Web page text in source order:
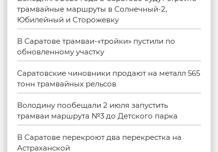
трамвайные маршруты в Солнечный-2,
Юбилейный и Сторожевку
В Саратове трамваи-«тройки» пустили по
обновленному участку
Саратовские чиновники продают на металл 565
тонн трамвайных рельсов
Володину пообещали 2 июля запустить
трамваи маршрута №3 до Детского парка
В Саратове перекроют два перекрестка на
Астраханской